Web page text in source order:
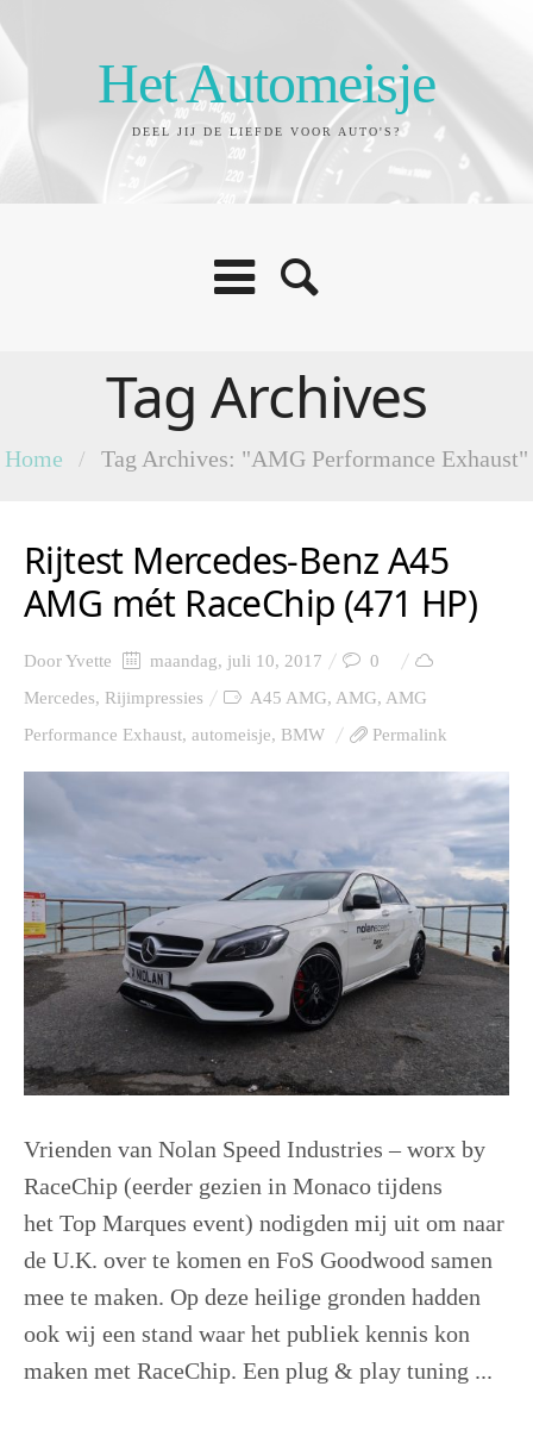
Het Automeisje
DEEL JIJ DE LIEFDE VOOR AUTO'S?
Tag Archives
Home / Tag Archives: "AMG Performance Exhaust"
Rijtest Mercedes-Benz A45
AMG mét RaceChip (471 HP)
DoorYvette maandag, juli 10, 2017
0
Mercedes, Rijimpressies A45 AMG, AMG, AMG
Performance Exhaust, automeisje, BMW Permalink
Vrienden van Nolan Speed Industries – worx by
RaceChip (eerder gezien in Monaco tijdens
het Top Marques event) nodigden mij uit om naar
de U.K. over te komen en FoS Goodwood samen
mee te maken. Op deze heilige gronden hadden
ook wij een stand waar het publiek kennis kon
maken met RaceChip. Een plug & play tuning ...